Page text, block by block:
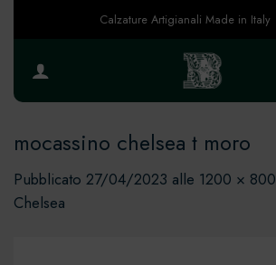
Calzature Artigianali Made in Italy
mocassino chelsea t moro
Pubblicato 27/04/2023 alle 1200 × 800
Chelsea